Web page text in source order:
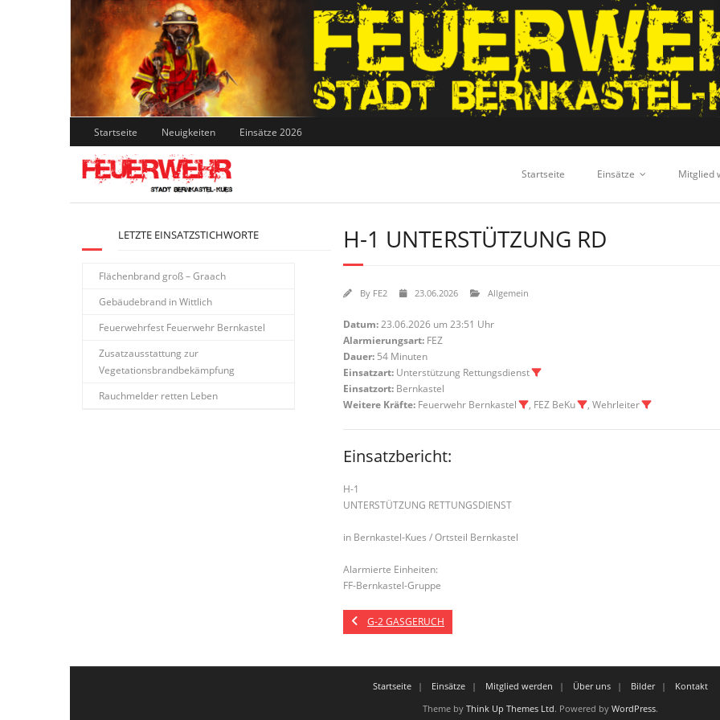
Skip
to
content
Startseite Neuigkeiten Einsätze 2026
Startseite Einsätze Mitglied
H-1 UNTERSTÜTZUNG RD
By FE2 23.06.2026 Allgemein
Datum:23.06.2026 um 23:51 Uhr
Alarmierungsart: FEZ
Dauer: 54 Minuten
Einsatzart: Unterstützung Rettungsdienst
Einsatzort: Bernkastel
Weitere Kräfte: Feuerwehr Bernkastel , FEZ BeKu , Wehrleiter
Einsatzbericht:
H-1
UNTERSTÜTZUNG RETTUNGSDIENST
in Bernkastel-Kues / Ortsteil Bernkastel
Alarmierte Einheiten:
FF-Bernkastel-Gruppe
G-2 GASGERUCH
LETZTE EINSATZSTICHWORTE
Flächenbrand groß – Graach
Gebäudebrand in Wittlich
Feuerwehrfest Feuerwehr Bernkastel
Zusatzausstattung zur
Vegetationsbrandbekämpfung
Rauchmelder retten Leben
Startseite Einsätze Mitglied werden Über uns Bilder
Kontakt
Theme by Think Up Themes Ltd. Powered by WordPress.